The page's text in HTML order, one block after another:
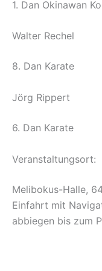
1. Dan Okinawan
Walter Rechel
8. Dan Karate
Jörg Rippert
6. Dan Karate
Veranstaltungsort:
Melibokus-Halle,
Einfahrt mit
abbiegen bis zum